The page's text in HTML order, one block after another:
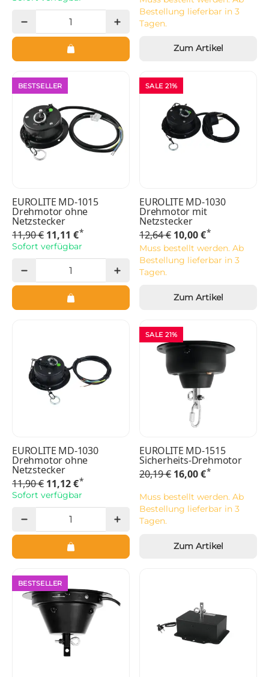
Bestellung lieferbar in 3
Tagen.
Zum Artikel
BESTSELLER
EUROLITE MD-1015
Drehmotor ohne
Netzstecker
11,90 € 11,11 €*
Sofort verfügbar
SALE 21%
EUROLITE MD-1030
Drehmotor mit
Netzstecker
12,64 € 10,00 €*
Muss bestellt werden. Ab
Bestellung lieferbar in 3
Tagen.
Zum Artikel
EUROLITE MD-1030
Drehmotor ohne
Netzstecker
11,90 € 11,12 €*
Sofort verfügbar
SALE 21%
EUROLITE MD-1515
Sicherheits-Drehmotor
20,19 € 16,00 €*
Muss bestellt werden. Ab
Bestellung lieferbar in 3
Tagen.
Zum Artikel
BESTSELLER